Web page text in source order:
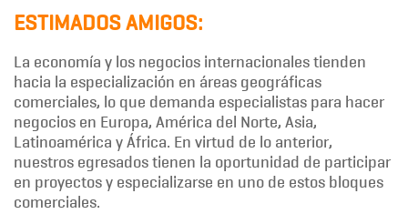
ECONOMÍA Y
NEGOCIOS
INTERNACIONALES
ESTIMADOS AMIGOS:
La economía y los negocios internacionales tienden
hacia la especialización en áreas geográficas
comerciales, lo que demanda especialistas para hacer
negocios en Europa, América del Norte, Asia,
Latinoamérica y África. En virtud de lo anterior,
nuestros egresados tienen la oportunidad de participar
en proyectos y especializarse en uno de estos bloques
comerciales.